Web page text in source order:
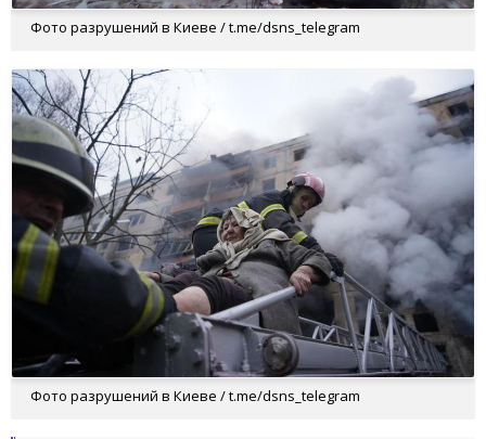
Фото разрушений в Киеве / t.me/dsns_telegram
Фото разрушений в Киеве / t.me/dsns_telegram